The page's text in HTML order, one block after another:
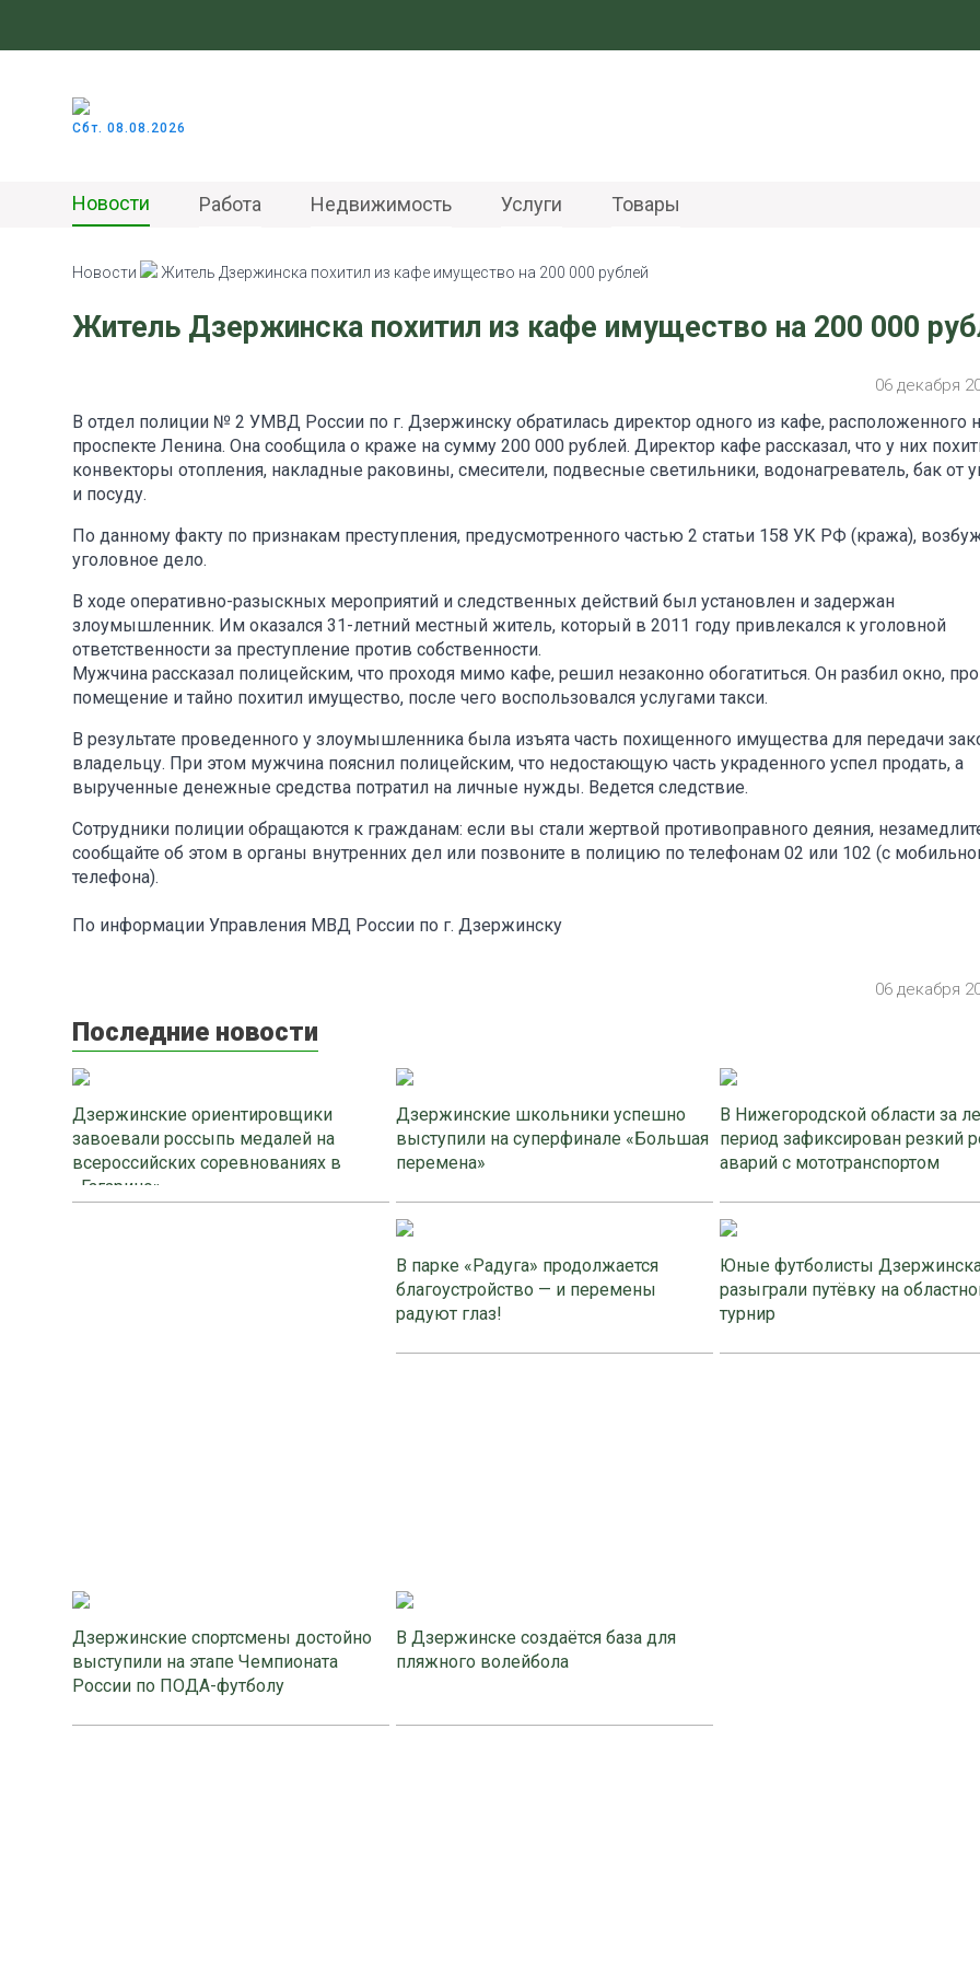
Сбт. 08.08.2026
Новости Работа Недвижимость Услуги Товары
Новости Житель Дзержинска похитил из кафе имущество на 200 000 рублей
Житель Дзержинска похитил из кафе имущество на 200 000
06 декабря
В отдел полиции № 2 УМВД России по г. Дзержинску обратилась директор одного из кафе, расположенного
проспекте Ленина. Она сообщила о краже на сумму 200 000 рублей. Директор кафе рассказал, что у них
конвекторы отопления, накладные раковины, смесители, подвесные светильники, водонагреватель, бак от
и посуду.
По данному факту по признакам преступления, предусмотренного частью 2 статьи 158 УК РФ (кража),
уголовное дело.
В ходе оперативно-разыскных мероприятий и следственных действий был установлен и задержан
злоумышленник. Им оказался 31-летний местный житель, который в 2011 году привлекался к уголовной
ответственности за преступление против собственности.
Мужчина рассказал полицейским, что проходя мимо кафе, решил незаконно обогатиться. Он разбил окно,
помещение и тайно похитил имущество, после чего воспользовался услугами такси.
В результате проведенного у злоумышленника была изъята часть похищенного имущества для передачи
владельцу. При этом мужчина пояснил полицейским, что недостающую часть украденного успел продать, а
вырученные денежные средства потратил на личные нужды. Ведется следствие.
Сотрудники полиции обращаются к гражданам: если вы стали жертвой противоправного деяния,
сообщайте об этом в органы внутренних дел или позвоните в полицию по телефонам 02 или 102 (с
телефона).
По информации Управления МВД России по г. Дзержинску
06 декабря
Последние новости
Дзержинские ориентировщики
завоевали россыпь медалей на
всероссийских соревнованиях в
«Гагарино»
Дзержинские школьники успешно
выступили на суперфинале «Большая
перемена»
В Нижегородской области за
период зафиксирован резкий
аварий с мототранспортом
В парке «Радуга» продолжается
благоустройство — и перемены
радуют глаз!
Юные футболисты
разыграли путёвку на
турнир
Дзержинские спортсмены достойно
выступили на этапе Чемпионата
России по ПОДА-футболу
В Дзержинске создаётся база для
пляжного волейбола